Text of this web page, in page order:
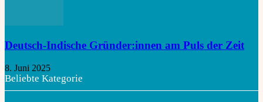
Deutsch-Indische Gründer:innen am Puls der Zeit
8. Juni 2025
Beliebte Kategorie